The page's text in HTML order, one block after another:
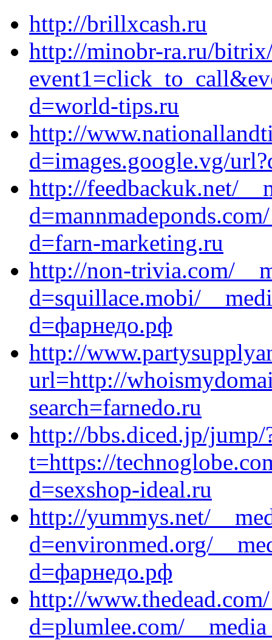
http://brillxcash.ru
http://minobr-ra.ru/
d=world-tips.ru
http://
d=images.google.vg/
http://feedbackuk.net/
d=farn-marketing.ru
http://non-trivia.com/
d=squillace.mobi/
d=фарнедо.рф
http://
url=http://
search=farnedo.ru
http://bbs.diced.jp/jump/
t=https://
d=sexshop-ideal.ru
http://yummys.net/
d=environmed.org/
d=фарнедо.рф
http://
d=plumlee.com/